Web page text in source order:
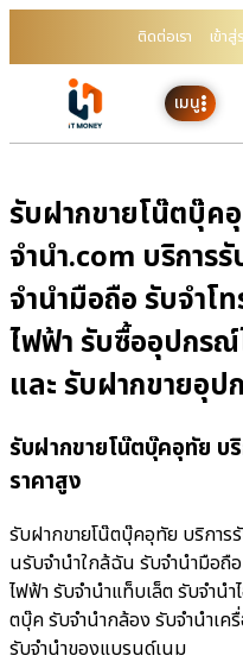
ติดต่อเรา เข้า
เมนู
รับฝากขายโน๊ตบุ๊ค
จํานํา.com บริการ
จำนำมือถือ รับจำโ
ไฟฟ้า รับซื้ออุปกร
และ รับฝากขายอุป
รับฝากขายโน๊ตบุ๊คอุทัย บ
ราคาสูง
รับฝากขายโน๊ตบุ๊คอุทัย บริการ
นรับจํานําใกล้ฉัน รับจำนำมือถื
ไฟฟ้า รับจำนำแท็บเล็ต รับจำน
ตบุ๊ค รับจำนำกล้อง รับจำนำเค
รับจำนำของแบรนด์เนม